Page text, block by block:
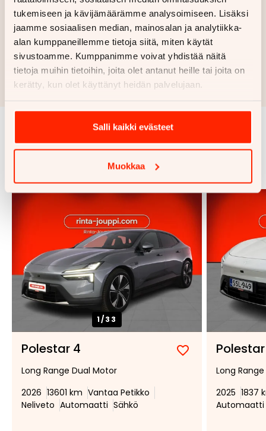
tukemiseen ja kävijämäärämme analysoimiseen. Lisäksi
jaamme sosiaalisen median, mainosalan ja analytiikka-
alan kumppaneillemme tietoja siitä, miten käytät
sivustoamme. Kumppanimme voivat yhdistää näitä
tietoja muihin tietoihin, joita olet antanut heille tai joita on
kerätty, kun olet käyttänyt heidän palvelujaan.
Salli kaikki evästeet
Muokkaa
Haluan myös tarjouksen vakuutuksesta
Hae rahoitustarjous
Rahoituslaskelma on suuntaa antava ja edellyttää hyväksytyn
luottopäätöksen ja kaskovakuutuksen.
Samankaltaisia ajoneuvoja
1/33
Polestar 4
Lisää
suosikiksi
Poista
suosikeista
Long Range Dual Motor
2026 13601 km Vantaa Petikko
Neliveto Automaatti Sähkö
Long
2025 1837
Automaatti